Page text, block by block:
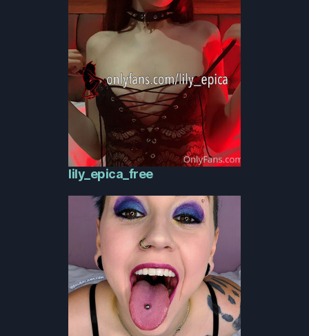
lily_epica_free